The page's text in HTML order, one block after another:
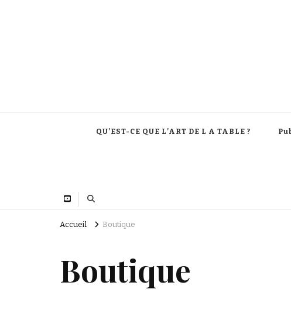
QU’EST-CE QUE L’ART DE L A TABLE ?
Accueil Boutique
Boutique